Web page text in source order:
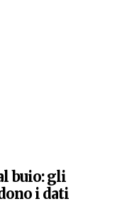
buio: gli
i dati